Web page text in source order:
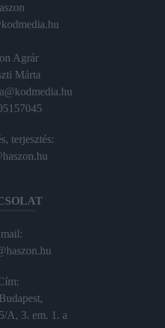
Agrár
Márta
terjesztés:
A, 3. em. 1. a